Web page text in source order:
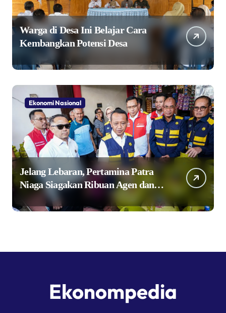
Warga di Desa Ini Belajar Cara
Kembangkan Potensi Desa
Ekonomi Nasional
Jelang Lebaran, Pertamina Patra
Niaga Siagakan Ribuan Agen dan
Pangkalan LPG 3 Kg
Ekonompedia